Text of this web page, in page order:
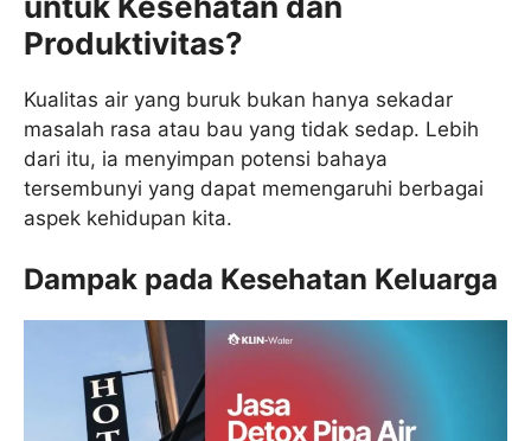
Produktivitas?
Kualitas air yang buruk bukan hanya sekadar
masalah rasa atau bau yang tidak sedap. Lebih
dari itu, ia menyimpan potensi bahaya
tersembunyi yang dapat memengaruhi berbagai
aspek kehidupan kita.
Dampak pada Kesehatan Keluarga